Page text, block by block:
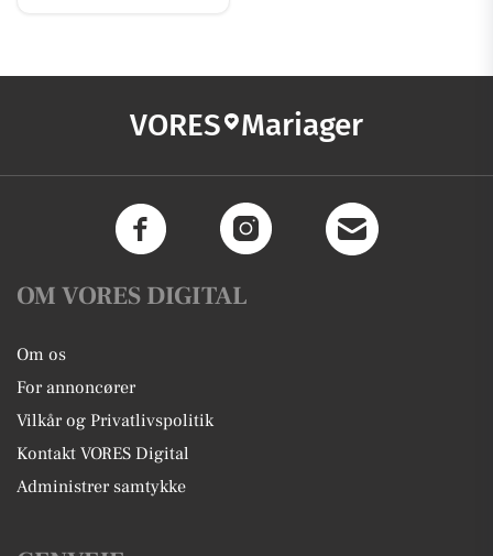
VORES Mariager
OM VORES DIGITAL
Om os
For annoncører
Vilkår og Privatlivspolitik
Kontakt VORES Digital
Administrer samtykke